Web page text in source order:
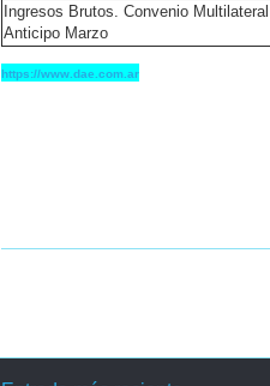
Ingresos Brutos. Convenio Multilateral
Anticipo Marzo
https://www.dae.com.ar